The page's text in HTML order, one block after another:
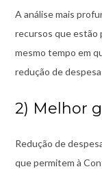
A análise mais
recursos que estão
mesmo tempo em
redução de
2) Melhor
Redução de
que permitem à